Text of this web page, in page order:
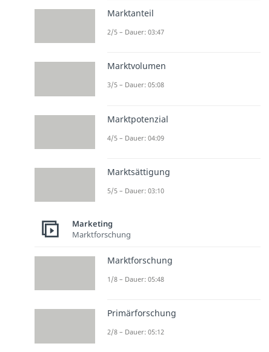
Marktanteil
2/5 – Dauer: 03:47
Marktvolumen
3/5 – Dauer: 05:08
Marktpotenzial
4/5 – Dauer: 04:09
Marktsättigung
5/5 – Dauer: 03:10
Marketing
Marktforschung
Marktforschung
1/8 – Dauer: 05:48
Primärforschung
2/8 – Dauer: 05:12